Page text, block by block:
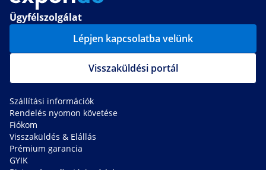
Ügyfélszolgálat
Lépjen kapcsolatba velünk
Visszaküldési portál
Szállítási információk
Rendelés nyomon követése
Fiókom
Visszaküldés & Elállás
Prémium garancia
GYIK